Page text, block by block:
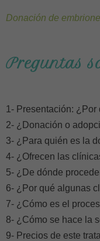
Donación de
Preguntas
1- Presentación: ¿Por
2- ¿Donación o
3- ¿Para quién es la
4- ¿Ofrecen las
5- ¿De dónde
6- ¿Por qué algunas
7- ¿Cómo es el
8- ¿Cómo se hace la
9- Precios de este